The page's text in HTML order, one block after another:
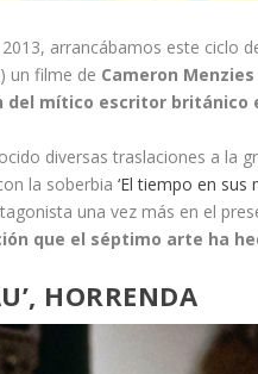
arrancábamos este ciclo
un filme de Cameron Menzies
del mítico escritor británico
diversas traslaciones a
la soberbia‘El tiempo en sus
una vez más en el
que el séptimo arte ha
HORRENDA